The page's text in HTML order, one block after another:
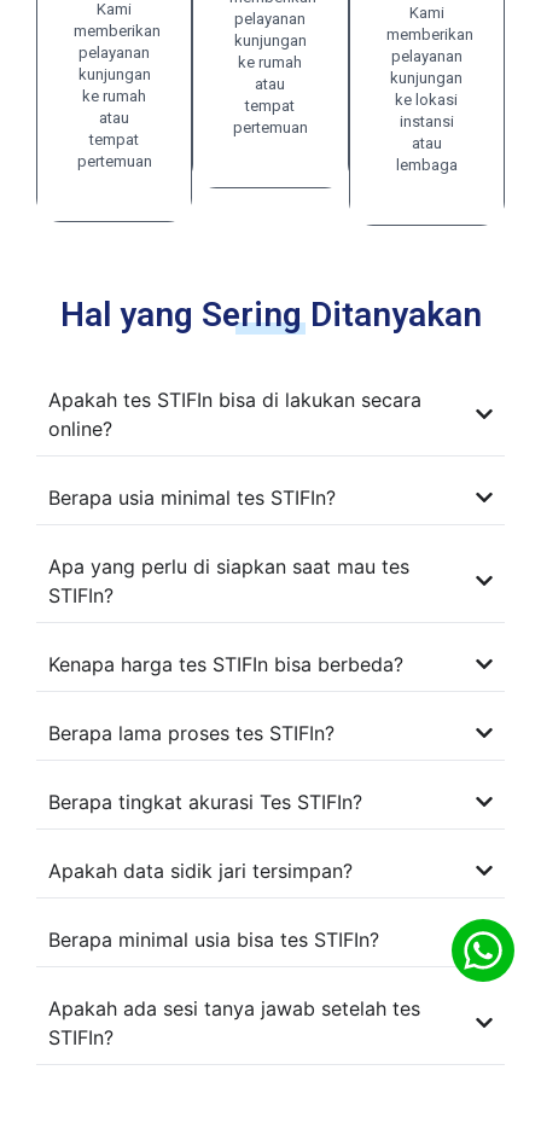
Kami
memberikan
pelayanan
kunjungan
ke rumah
atau
tempat
pertemuan
pelayanan
kunjungan
ke rumah
atau
tempat
pertemuan
Kami
memberikan
pelayanan
kunjungan
ke lokasi
instansi
atau
lembaga
Hal yang Sering Ditanyakan
Apakah tes STIFIn bisa di lakukan secara
online?
Berapa usia minimal tes STIFIn?
Apa yang perlu di siapkan saat mau tes
STIFIn?
Kenapa harga tes STIFIn bisa berbeda?
Berapa lama proses tes STIFIn?
Berapa tingkat akurasi Tes STIFIn?
Apakah data sidik jari tersimpan?
Berapa minimal usia bisa tes STIFIn?
Apakah ada sesi tanya jawab setelah tes
STIFIn?